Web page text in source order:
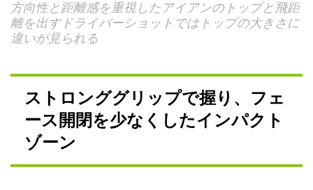
方向性と距離感を重視したアイアンのトップと飛距
離を出すドライバーショットではトップの大きさに
違いが見られる
ストロンググリップで握り、フェ
ース開閉を少なくしたインパクト
ゾーン